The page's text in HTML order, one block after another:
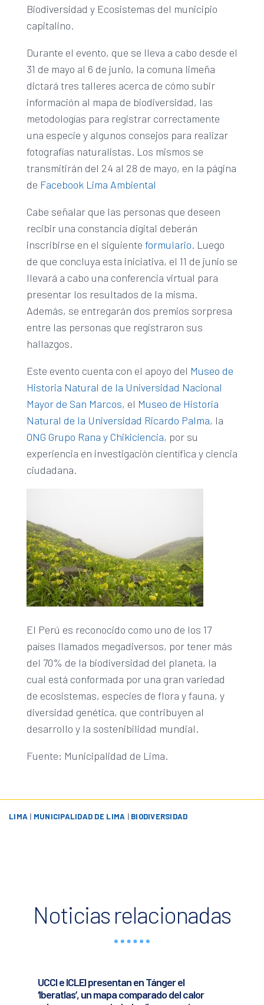
Biodiversidad y Ecosistemas del municipio
capitalino.
Durante el evento, que se lleva a cabo desde el
31 de mayo al 6 de junio, la comuna limeña
dictará tres talleres acerca de cómo subir
información al mapa de biodiversidad, las
metodologías para registrar correctamente
una especie y algunos consejos para realizar
fotografías naturalistas. Los mismos se
transmitirán del 24 al 28 de mayo, en la página
de Facebook Lima Ambiental
Cabe señalar que las personas que deseen
recibir una constancia digital deberán
inscribirse en el siguiente formulario. Luego
de que concluya esta iniciativa, el 11 de junio se
llevará a cabo una conferencia virtual para
presentar los resultados de la misma.
Además, se entregarán dos premios sorpresa
entre las personas que registraron sus
hallazgos.
Este evento cuenta con el apoyo del Museo de
Historia Natural de la Universidad Nacional
Mayor de San Marcos, el Museo de Historia
Natural de la Universidad Ricardo Palma, la
ONG Grupo Rana y Chikiciencia, por su
experiencia en investigación científica y ciencia
ciudadana.
El Perú es reconocido como uno de los 17
países llamados megadiversos, por tener más
del 70% de la biodiversidad del planeta, la
cual está conformada por una gran variedad
de ecosistemas, especies de flora y fauna, y
diversidad genética, que contribuyen al
desarrollo y la sostenibilidad mundial.
Fuente: Municipalidad de Lima.
LIMA | MUNICIPALIDAD DE LIMA | BIODIVERSIDAD
Noticias relacionadas
UCCI e ICLEI presentan en Tánger el
‘Iberatlas’, un mapa comparado del calor